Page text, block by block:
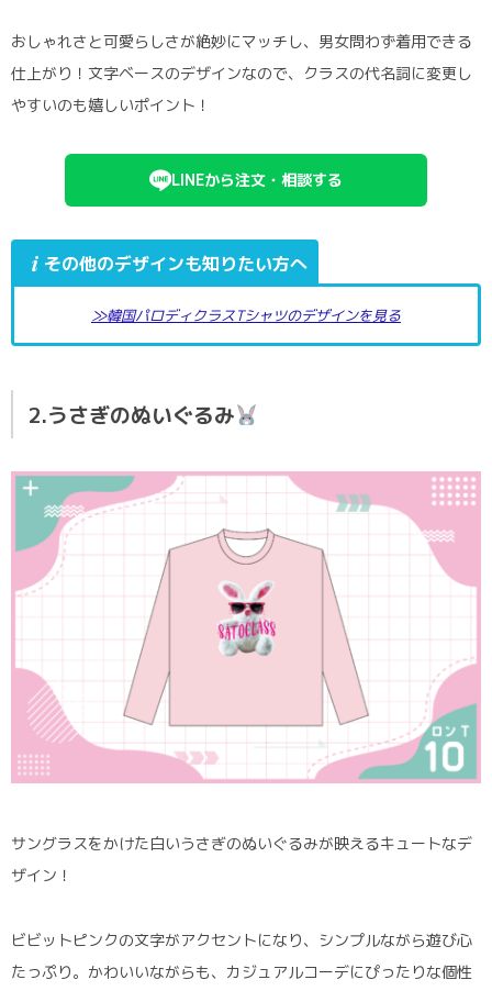
おしゃれさと可愛らしさが絶妙にマッチし、男女問わず着用できる
仕上がり！文字ベースのデザインなので、クラスの代名詞に変更し
やすいのも嬉しいポイント！
LINEから注文・相談する
その他のデザインも知りたい方へ
≫韓国パロディクラスTシャツのデザインを見る
2.うさぎのぬいぐるみ
サングラスをかけた白いうさぎのぬいぐるみが映えるキュートなデ
ザイン！
ビビットピンクの文字がアクセントになり、シンプルながら遊び心
たっぷり。かわいいながらも、カジュアルコーデにぴったりな個性